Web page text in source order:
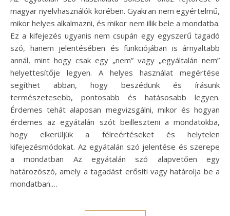
magyar nyelvhasználók körében. Gyakran nem egyértelmű,
mikor helyes alkalmazni, és mikor nem illik bele a mondatba.
Ez a kifejezés ugyanis nem csupán egy egyszerű tagadó
szó, hanem jelentésében és funkciójában is árnyaltabb
annál, mint hogy csak egy „nem” vagy „egyáltalán nem”
helyettesítője legyen. A helyes használat megértése
segíthet abban, hogy beszédünk és írásunk
természetesebb, pontosabb és hatásosabb legyen.
Érdemes tehát alaposan megvizsgálni, mikor és hogyan
érdemes az egyátalán szót beilleszteni a mondatokba,
hogy elkerüljük a félreértéseket és helytelen
kifejezésmódokat. Az egyátalán szó jelentése és szerepe
a mondatban Az egyátalán szó alapvetően egy
határozószó, amely a tagadást erősíti vagy határolja be a
mondatban.…